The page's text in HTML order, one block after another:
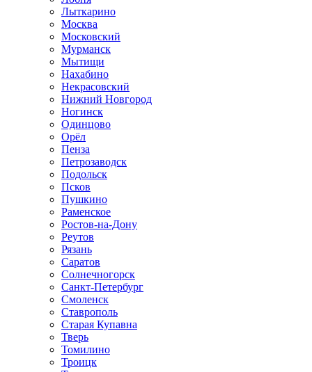
Лыткарино
Москва
Московский
Мурманск
Мытищи
Нахабино
Некрасовский
Нижний Новгород
Ногинск
Одинцово
Орёл
Пенза
Петрозаводск
Подольск
Псков
Пушкино
Раменское
Ростов-на-Дону
Реутов
Рязань
Саратов
Солнечногорск
Санкт-Петербург
Смоленск
Ставрополь
Старая Купавна
Тверь
Томилино
Троицк